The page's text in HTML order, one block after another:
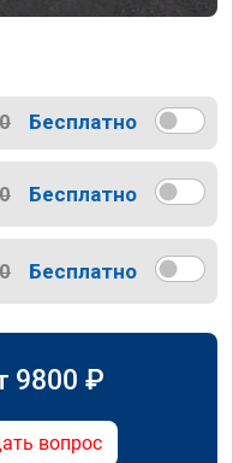
Бесплатно
Бесплатно
Бесплатно
9800 ₽
вопрос